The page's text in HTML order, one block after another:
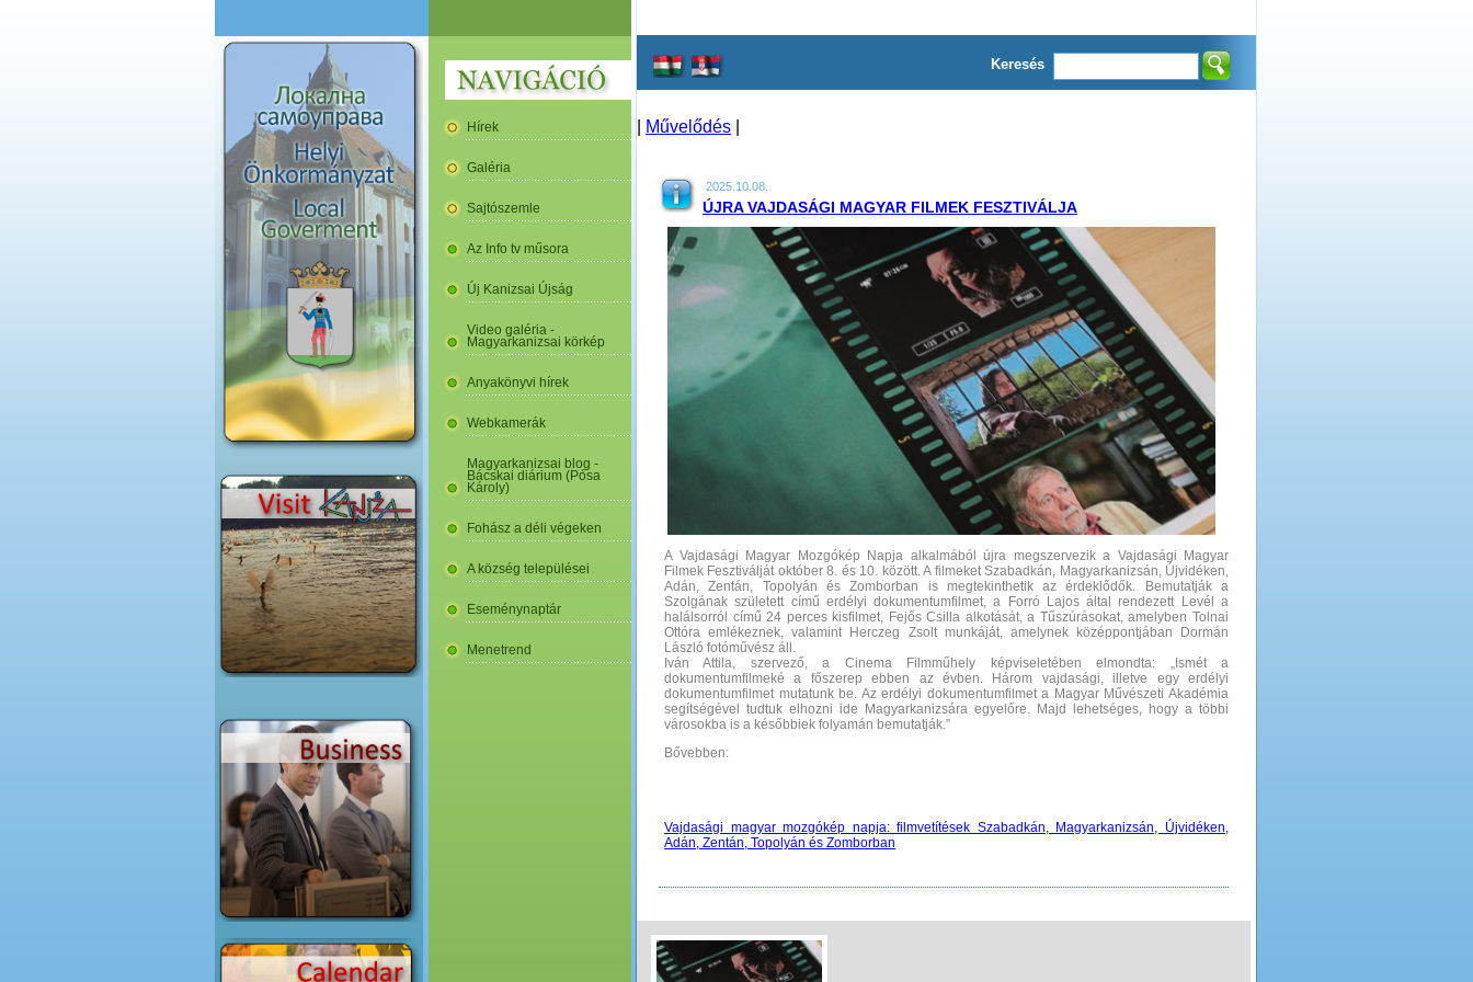
Hírek
Galéria
Sajtószemle
Az Info tv műsora
Új Kanizsai Újság
Video galéria -
Magyarkanizsai körkép
Anyakönyvi hírek
Webkamerák
Magyarkanizsai blog -
Bácskai diárium (Pósa
Károly)
Fohász a déli végeken
A község települései
Eseménynaptár
Menetrend
Keresés
Művelődés
2025.10.08.
ÚJRA VAJDASÁGI MAGYAR FILMEK FESZTIVÁLJA
A Vajdasági Magyar Mozgókép Napja alkalmából újra megszervezik a Vajdasági Magyar
Filmek Fesztiválját október 8. és 10. között. A filmeket Szabadkán, Magyarkanizsán, Újvidéken,
Adán, Zentán, Topolyán és Zomborban is megtekinthetik az érdeklődők. Bemutatják a
Szolgának született című erdélyi dokumentumfilmet, a Forró Lajos által rendezett Levél a
halálsorról című 24 perces kisfilmet, Fejős Csilla alkotását, a Tűszúrásokat, amelyben Tolnai
Ottóra emlékeznek, valamint Herczeg Zsolt munkáját, amelynek középpontjában Dormán
László fotóművész áll.
Iván Attila, szervező, a Cinema Filmműhely képviseletében elmondta: „Ismét a
dokumentumfilmeké a főszerep ebben az évben. Három vajdasági, illetve egy erdélyi
dokumentumfilmet mutatunk be. Az erdélyi dokumentumfilmet a Magyar Művészeti Akadémia
segítségével tudtuk elhozni ide Magyarkanizsára egyelőre. Majd lehetséges, hogy a többi
városokba is a későbbiek folyamán bemutatják.”
Bővebben:
Vajdasági magyar mozgókép napja: filmvetítések Szabadkán, Magyarkanizsán, Újvidéken,
Adán, Zentán, Topolyán és Zomborban